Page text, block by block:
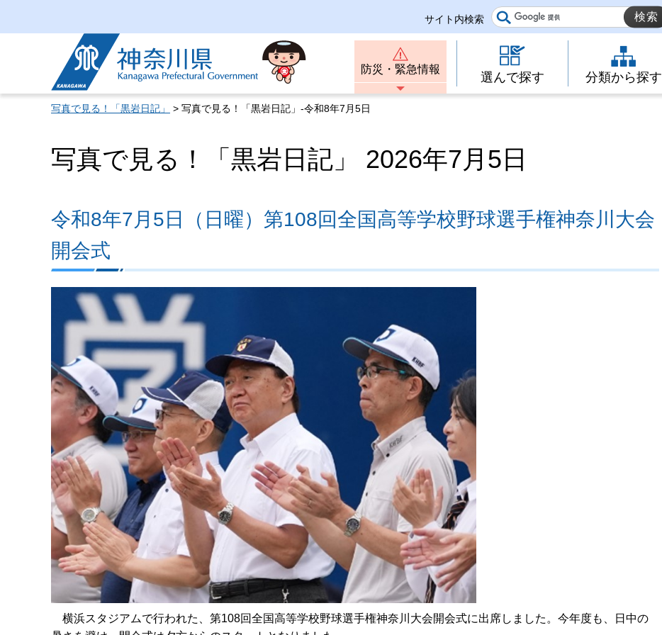
サイト内検索
神奈川県
防災・緊急情報
選んで探す 分類から探す
写真で見る！「黒岩日記」
> 写真で見る！「黒岩日記」-令和8年7月5日
写真で見る！「黒岩日記」 2026年7月5日
令和8年7月5日（日曜）第108回全国高等学校野球選手権神奈川大会
開会式
横浜スタジアムで行われた、第108回全国高等学校野球選手権神奈川大会開会式に出席しました。今年度も、日中の